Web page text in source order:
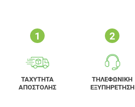
ΤΑΧΥΤΗΤΑ
ΑΠΟΣΤΟΛΗΣ
ΤΗΛΕΦΩΝΙΚΗ
ΕΞΥΠΗΡΕΤΗΣΗ